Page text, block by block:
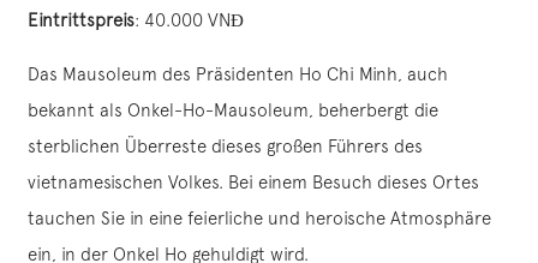
Eintrittspreis: 40.000 VNĐ
Das Mausoleum des Präsidenten Ho Chi Minh, auch
bekannt als Onkel-Ho-Mausoleum, beherbergt die
sterblichen Überreste dieses großen Führers des
vietnamesischen Volkes. Bei einem Besuch dieses Ortes
tauchen Sie in eine feierliche und heroische Atmosphäre
ein, in der Onkel Ho gehuldigt wird.